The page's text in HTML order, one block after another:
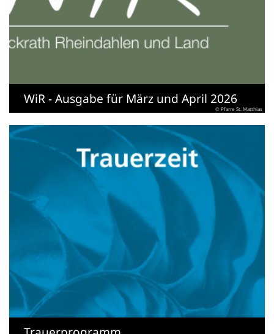
WiR - Ausgabe für März und April 2026
© Pfarre St. Matthias